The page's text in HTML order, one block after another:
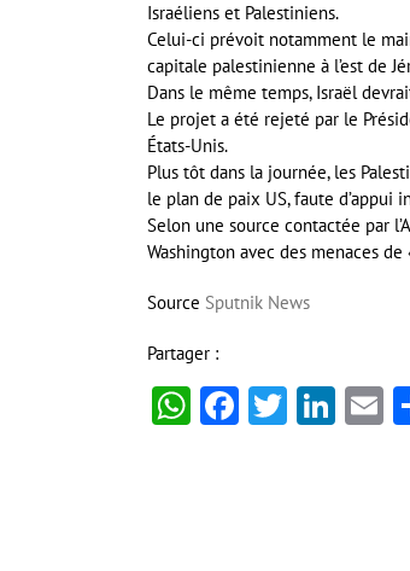
Israéliens et Palestiniens.
Celui-ci prévoit notamment le
capitale palestinienne à l’est de
Dans le même temps, Israël
Le projet a été rejeté par le
États-Unis.
Plus tôt dans la journée, les
le plan de paix US, faute d’appui
Selon une source contactée par
Washington avec des menaces
Source Sputnik News
Partager :
WhatsApp
Facebook
Twitter